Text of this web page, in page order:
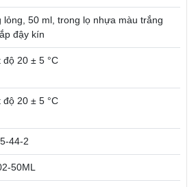
lỏng, 50 ml, trong lọ nhựa màu trắng
đậy kín
độ 20 ± 5 °C
độ 20 ± 5 °C
44-2
50ML